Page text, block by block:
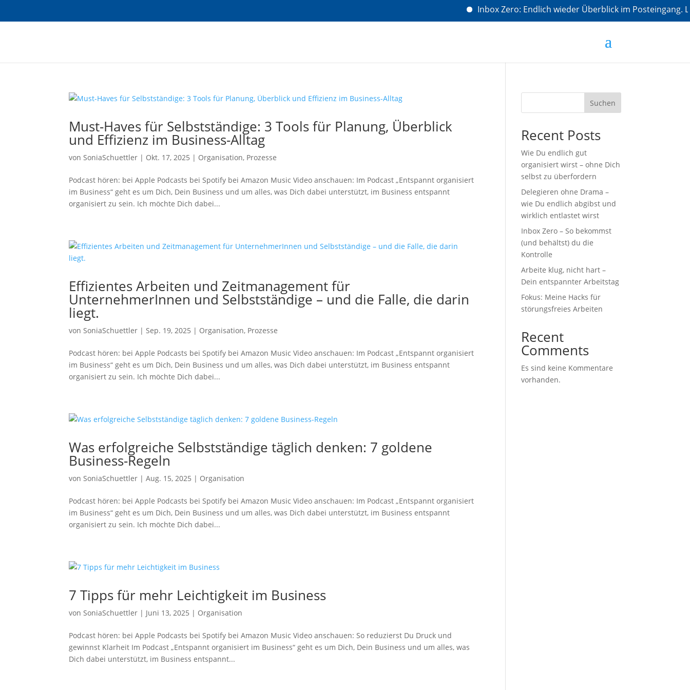
Inbox Zero: Endlich wieder Überblick im Posteingang.
Must-Haves für Selbstständige: 3 Tools für Planung, Überblick
und Effizienz im Business-Alltag
vonSoniaSchuettler | Okt. 17, 2025 | Organisation, Prozesse
Podcast hören: bei Apple Podcasts bei Spotify bei Amazon Music Video anschauen: Im Podcast „Entspannt organisiert
im Business“ geht es um Dich, Dein Business und um alles, was Dich dabei unterstützt, im Business entspannt
organisiert zu sein. Ich möchte Dich dabei...
Effizientes Arbeiten und Zeitmanagement für
UnternehmerInnen und Selbstständige – und die Falle, die darin
liegt.
vonSoniaSchuettler |Sep. 19, 2025 | Organisation, Prozesse
Podcast hören: bei Apple Podcasts bei Spotify bei Amazon Music Video anschauen: Im Podcast „Entspannt organisiert
im Business“ geht es um Dich, Dein Business und um alles, was Dich dabei unterstützt, im Business entspannt
organisiert zu sein. Ich möchte Dich dabei...
Was erfolgreiche Selbstständige täglich denken: 7 goldene
Business-Regeln
vonSoniaSchuettler |Aug. 15, 2025 | Organisation
Podcast hören: bei Apple Podcasts bei Spotify bei Amazon Music Video anschauen: Im Podcast „Entspannt organisiert
im Business“ geht es um Dich, Dein Business und um alles, was Dich dabei unterstützt, im Business entspannt
organisiert zu sein. Ich möchte Dich dabei...
7 Tipps für mehr Leichtigkeit im Business
vonSoniaSchuettler | Juni 13, 2025 | Organisation
Podcast hören: bei Apple Podcasts bei Spotify bei Amazon Music Video anschauen: So reduzierst Du Druck und
gewinnst Klarheit Im Podcast „Entspannt organisiert im Business“ geht es um Dich, Dein Business und um alles, was
Dich dabei unterstützt, im Business entspannt...
Suchen
Recent Posts
Wie Du endlich gut
organisiert wirst – ohne Dich
selbst zu überfordern
Delegieren ohne Drama –
wie Du endlich abgibst und
wirklich entlastet wirst
Inbox Zero – So bekommst
(und behältst) du die
Kontrolle
Arbeite klug, nicht hart –
Dein entspannter Arbeitstag
Fokus: Meine Hacks für
störungsfreies Arbeiten
Recent
Comments
Es sind keine Kommentare
vorhanden.